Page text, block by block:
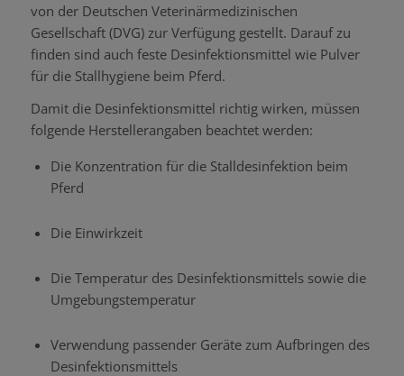
von der Deutschen Veterinärmedizinischen
Gesellschaft (DVG) zur Verfügung gestellt. Darauf zu
finden sind auch feste Desinfektionsmittel wie Pulver
für die Stallhygiene beim Pferd.
Damit die Desinfektionsmittel richtig wirken, müssen
folgende Herstellerangaben beachtet werden:
Die Konzentration für die Stalldesinfektion beim
Pferd
Die Einwirkzeit
Die Temperatur des Desinfektionsmittels sowie die
Umgebungstemperatur
Verwendung passender Geräte zum Aufbringen des
Desinfektionsmittels